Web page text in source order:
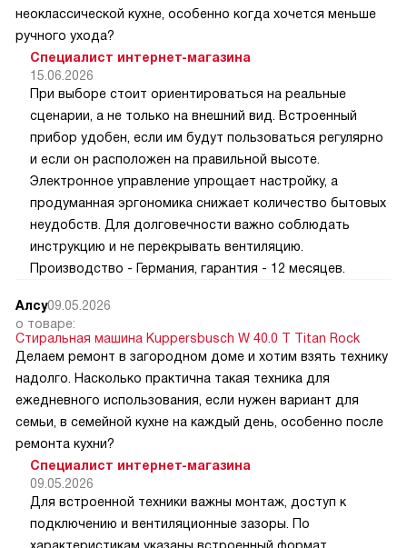
неоклассической кухне, особенно когда хочется меньше
ручного ухода?
Специалист интернет-магазина
15.06.2026
При выборе стоит ориентироваться на реальные
сценарии, а не только на внешний вид. Встроенный
прибор удобен, если им будут пользоваться регулярно
и если он расположен на правильной высоте.
Электронное управление упрощает настройку, а
продуманная эргономика снижает количество бытовых
неудобств. Для долговечности важно соблюдать
инструкцию и не перекрывать вентиляцию.
Производство - Германия, гарантия - 12 месяцев.
Алсу09.05.2026
о товаре:
Стиральная машина Kuppersbusch W 40.0 T Titan Rock
Делаем ремонт в загородном доме и хотим взять технику
надолго. Насколько практична такая техника для
ежедневного использования, если нужен вариант для
семьи, в семейной кухне на каждый день, особенно после
ремонта кухни?
Специалист интернет-магазина
09.05.2026
Для встроенной техники важны монтаж, доступ к
подключению и вентиляционные зазоры. По
характеристикам указаны встроенный формат,